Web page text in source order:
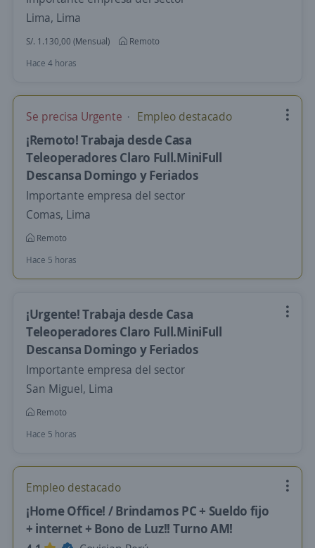
Lima, Lima
S/. 1.130,00 (Mensual)
Remoto
Hace 4 horas
Se precisa Urgente Empleo destacado
¡Remoto! Trabaja desde Casa
Teleoperadores Claro Full.MiniFull
Descansa Domingo y Feriados
Importante empresa del sector
Comas, Lima
Remoto
Hace 5 horas
¡Urgente! Trabaja desde Casa
Teleoperadores Claro Full.MiniFull
Descansa Domingo y Feriados
Importante empresa del sector
San Miguel, Lima
Remoto
Hace 5 horas
Empleo destacado
¡Home Office! / Brindamos PC + Sueldo fijo
+ internet + Bono de Luz!! Turno AM!